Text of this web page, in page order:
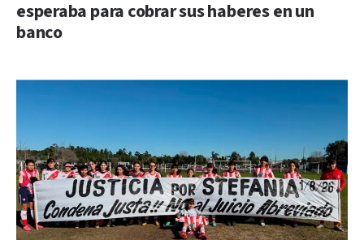
esperaba para cobrar sus haberes en un
banco